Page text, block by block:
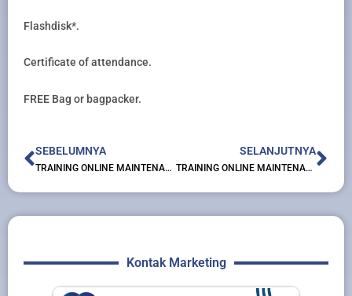
Flashdisk*.
Certificate of attendance.
FREE Bag or bagpacker.
Prev
SEBELUMNYA
TRAINING ONLINE MAINTENANCE WORKSHOP : PLANNING & SCHEDULING
SELANJUTNYA
TRAINING ONLINE MAINTENANCE INTEGRATED PLANNING
Kontak Marketing